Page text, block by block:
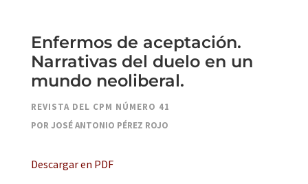
Enfermos de aceptación.
Narrativas del duelo en un
mundo neoliberal.
REVISTA DEL CPM NÚMERO 41
POR JOSÉ ANTONIO PÉREZ ROJO
Descargar en PDF